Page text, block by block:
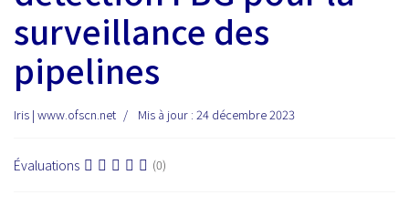
surveillance des
pipelines
Iris | www.ofscn.net Mis à jour : 24 décembre 2023
Évaluations (0)